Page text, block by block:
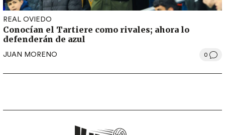
REAL OVIEDO
Conocían el Tartiere como rivales; ahora lo
defenderán de azul
JUAN MORENO 0